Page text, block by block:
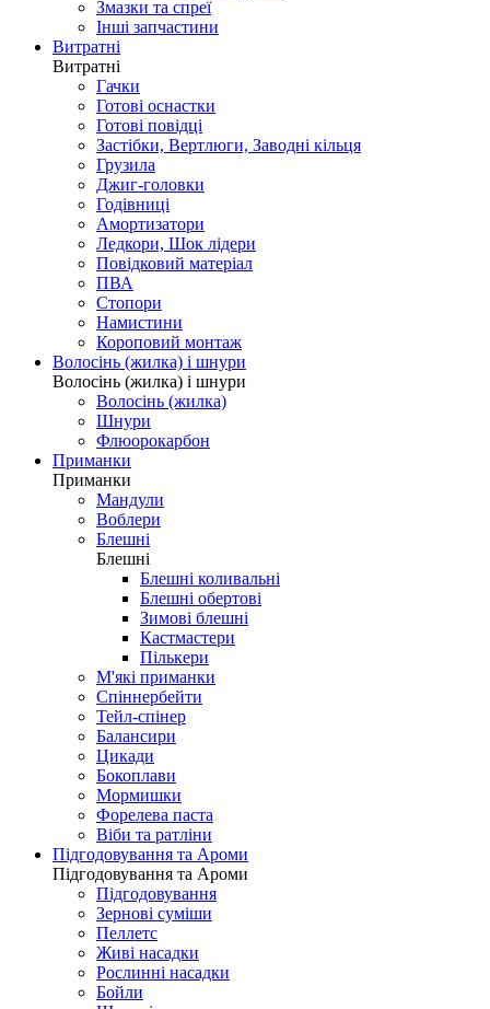
Змазки та спреї
Інші запчастини
Витратні
Витратні
Гачки
Готові оснастки
Готові повідці
Застібки, Вертлюги, Заводні кільця
Грузила
Джиг-головки
Годівниці
Амортизатори
Ледкори, Шок лідери
Повідковий матеріал
ПВА
Стопори
Намистини
Короповий монтаж
Волосінь (жилка) і шнури
Волосінь (жилка) і шнури
Волосінь (жилка)
Шнури
Флюорокарбон
Приманки
Приманки
Мандули
Воблери
Блешні
Блешні
Блешні коливальні
Блешні обертові
Зимові блешні
Кастмастери
Пількери
М'які приманки
Спіннербейти
Тейл-спінер
Балансири
Цикади
Бокоплави
Мормишки
Форелева паста
Віби та ратліни
Підгодовування та Ароми
Підгодовування та Ароми
Підгодовування
Зернові суміши
Пеллетс
Живі насадки
Рослинні насадки
Бойли